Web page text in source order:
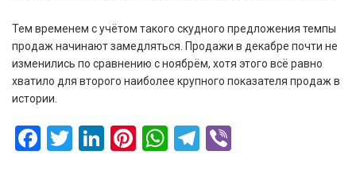
Тем временем с учётом такого скудного предложения темпы
продаж начинают замедляться. Продажи в декабре почти не
изменились по сравнению с ноябрём, хотя этого всё равно
хватило для второго наиболее крупного показателя продаж в
истории.
Facebook
Twitter
LinkedIn
Pinterest
WhatsApp
Telegram